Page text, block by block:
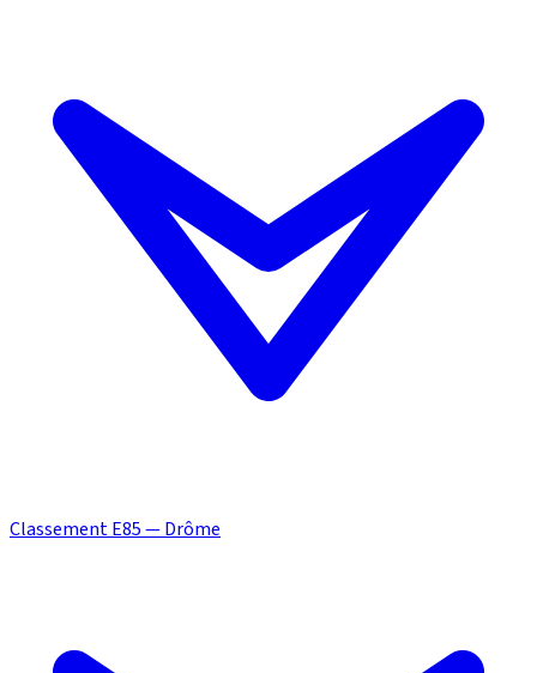
Classement E85 — Drôme